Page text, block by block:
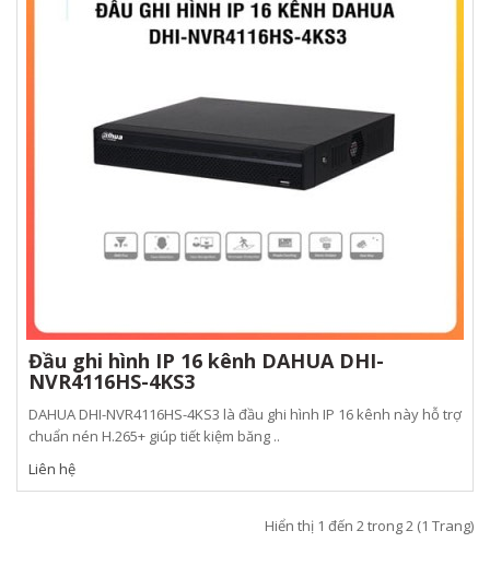
Đầu ghi hình IP 16 kênh DAHUA DHI-
NVR4116HS-4KS3
DAHUA DHI-NVR4116HS-4KS3 là đầu ghi hình IP 16 kênh này hỗ trợ
chuẩn nén H.265+ giúp tiết kiệm băng ..
Liên hệ
Hiển thị 1 đến 2 trong 2 (1 Trang)